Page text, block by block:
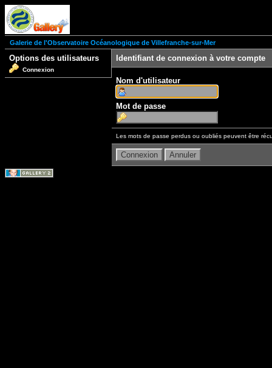
Galerie de l'Observatoire Océanologique de Villefranche-sur-Mer
Options des utilisateurs
Connexion
Identifiant de connexion à votre compte
Nom d'utilisateur
Mot de passe
Les mots de passe perdus ou oubliés peuvent être